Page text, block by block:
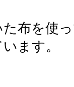
布を使
ます。